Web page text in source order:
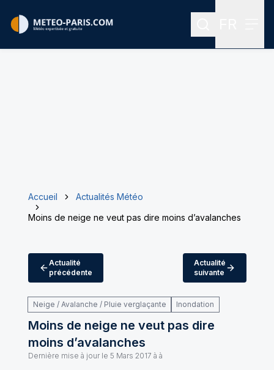
Rechercher
Accueil
Actualités Météo
Moins de neige ne veut pas dire moins d’avalanches
Actualité
précédente
Actualité
suivante
Neige / Avalanche / Pluie verglaçante Inondation
Moins de neige ne veut pas dire
moins d’avalanches
Dernière mise à jour le 5 Mars 2017 à à